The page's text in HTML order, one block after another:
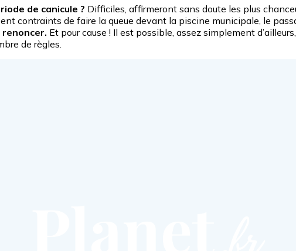
de canicule ? Difficiles, affirmeront sans doute les plus
contraints de faire la queue devant la piscine municipale, le
renoncer. Et pour cause ! Il est possible, assez simplement
de règles.